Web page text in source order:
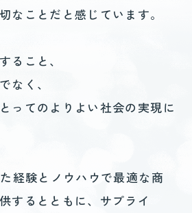
なことだと感じています。
ること、
なく、
ってのよりよい社会の実現に
経験とノウハウで最適な商
するとともに、サプライ